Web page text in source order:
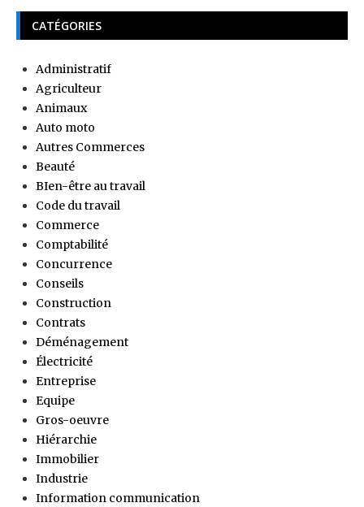
CATÉGORIES
Administratif
Agriculteur
Animaux
Auto moto
Autres Commerces
Beauté
BIen-être au travail
Code du travail
Commerce
Comptabilité
Concurrence
Conseils
Construction
Contrats
Déménagement
Électricité
Entreprise
Equipe
Gros-oeuvre
Hiérarchie
Immobilier
Industrie
Information communication